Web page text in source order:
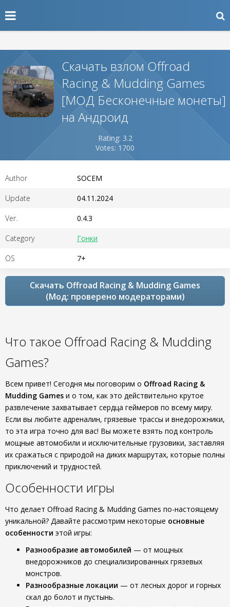
Скачать взлом Offroad
Racing & Mudding Games
[МОД Бесконечные монеты]
на Андроид
Rating: 3.2
Votes: 1700
Author SOCEM
Update 04.11.2024
Ver. 0.4.3
Category Гонки
OS 7+
Скачать Offroad Racing & Mudding Games
(Мод: проверено модераторами)
Что такое Offroad Racing & Mudding
Games?
Всем привет! Сегодня мы поговорим о Offroad Racing &
Mudding Games и о том, как это действительно крутое
развлечение захватывает сердца геймеров по всему миру.
Если вы любите адреналин, грязевые трассы и внедорожники,
то эта игра точно для вас! Вы можете взять под контроль
мощные автомобили и исключительные грузовики, заставляя
их сражаться с природой на диких маршрутах, которые полны
приключений и трудностей.
Особенности игры
Что делает Offroad Racing & Mudding Games по-настоящему
уникальной? Давайте рассмотрим некоторые основные
особенности этой игры:
Разнообразие автомобилей — от мощных
внедорожников до специализированных грязевых
монстров.
Разнообразные локации — от лесных дорог и горных
скал до болот и пустынь.